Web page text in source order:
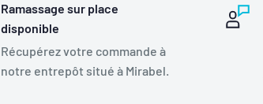
Ramassage sur place
disponible
Récupérez votre commande à
notre entrepôt situé à Mirabel.